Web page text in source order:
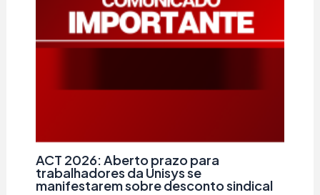
ACT 2026: Aberto prazo para
trabalhadores da Unisys se
manifestarem sobre desconto sindical